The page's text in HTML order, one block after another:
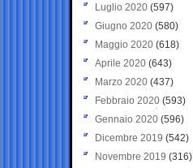
Luglio 2020 (597)
Giugno 2020 (580)
Maggio 2020 (618)
Aprile 2020 (643)
Marzo 2020 (437)
Febbraio 2020 (593)
Gennaio 2020 (596)
Dicembre 2019 (542)
Novembre 2019 (316)